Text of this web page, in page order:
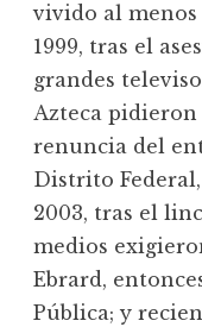
vivido al menos
1999, tras el
grandes
Azteca
renuncia del
Distrito
2003, tras el
medios
Ebrard,
Pública; y